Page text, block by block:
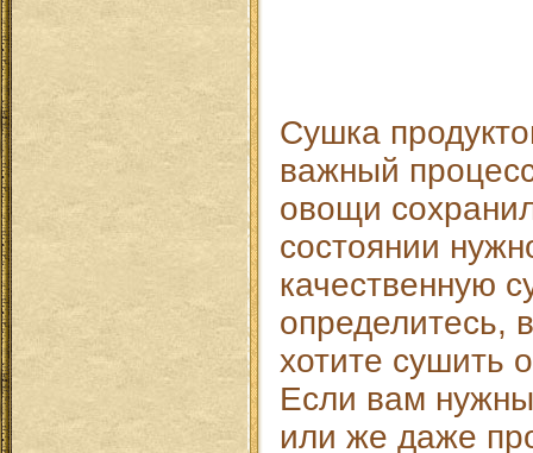
Сушка
важный
овощи
состоянии
качественную
определитесь,
хотите сушить
Если вам
или же даже